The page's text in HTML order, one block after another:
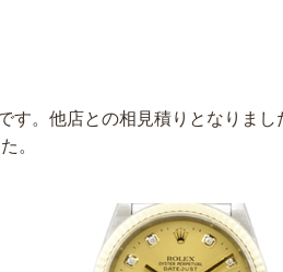
す。他店との相見積りとなりまし
。